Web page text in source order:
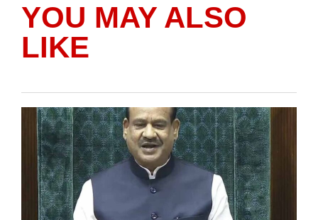
YOU MAY ALSO
LIKE